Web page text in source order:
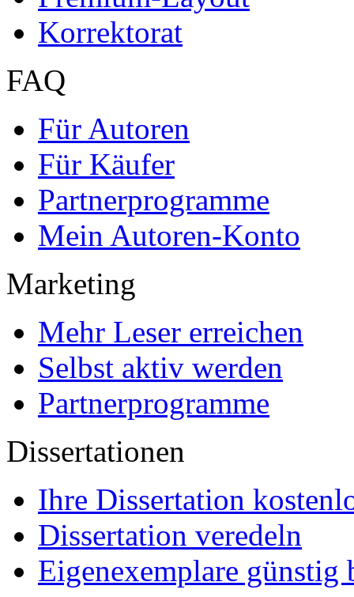
Autoren
Autor werden
Ihre Optionen
Vertriebskanäle
Premium Services
Autorenprofil
Textarten und Formate
Services für Verlage,
Premium Services
Premium-Cover
EPUB-Konvertierung
Marketing-Pakete
Premium-Layout
Korrektorat
FAQ